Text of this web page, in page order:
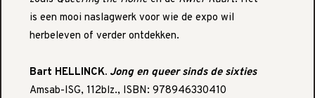
is een mooi naslagwerk voor wie de expo wil
herbeleven of verder ontdekken.
Bart HELLINCK. Jong en queer sinds de sixties
Amsab-ISG, 112blz., ISBN: 978946330410